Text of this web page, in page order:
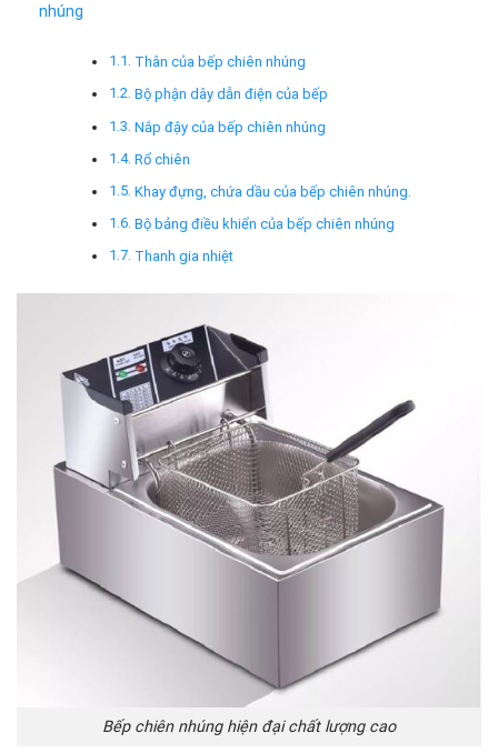
nhúng
Thân của bếp chiên nhúng
Bộ phận dây dẫn điện của bếp
Nắp đậy của bếp chiên nhúng
Rổ chiên
Khay đựng, chứa dầu của bếp chiên nhúng.
Bộ bảng điều khiển của bếp chiên nhúng
Thanh gia nhiệt
Bếp chiên nhúng hiện đại chất lượng cao